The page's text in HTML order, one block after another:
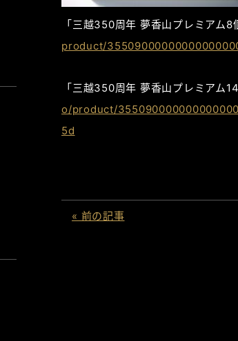
「三越350周年 夢香山プレミアム
product/
「三越350周年 夢香山プレミアム
o/product/
5d
« 前の記事